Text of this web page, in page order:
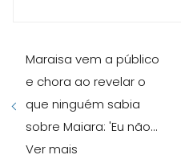
Maraisa vem a público
e chora ao revelar o
que ninguém sabia
sobre Maiara: 'Eu não…
Ver mais